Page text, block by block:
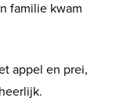
familie kwam
appel en prei,